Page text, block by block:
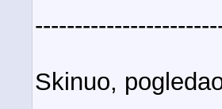
Skinuo,